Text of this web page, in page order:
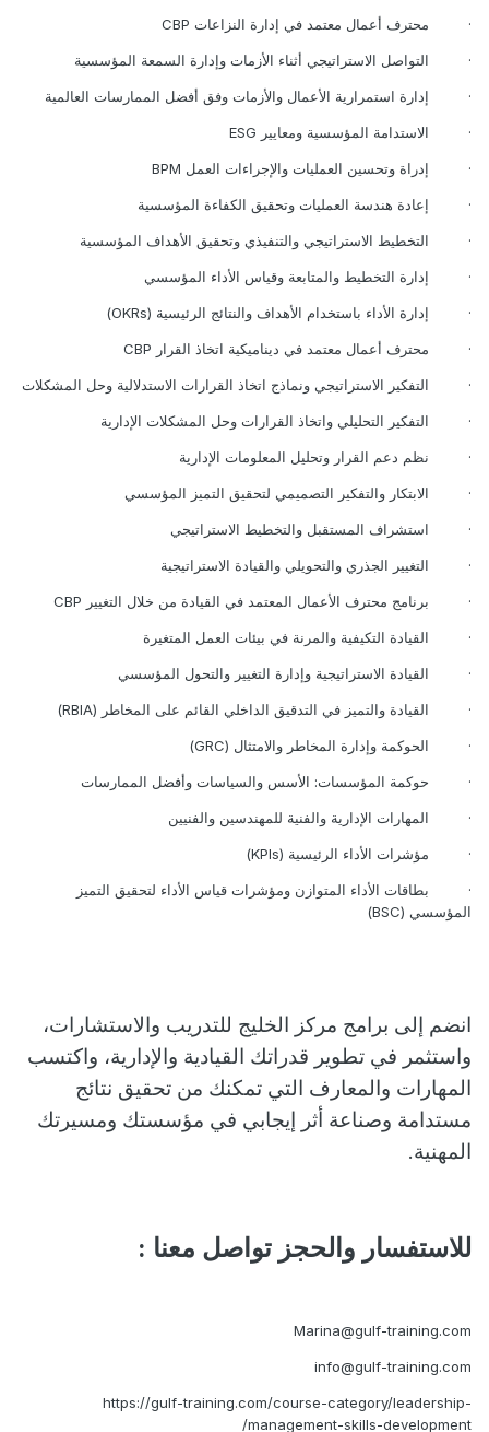
محترف أعمال معتمد في إدارة النزاعاتCBP
التواصل الاستراتيجي أثناء الأزمات وإدارة السمعة المؤسسية
إدارة استمرارية الأعمال والأزمات وفق أفضل الممارسات العالمية
الاستدامة المؤسسية ومعاييرESG
إدراة وتحسين العمليات والإجراءات العملBPM
إعادة هندسة العمليات وتحقيق الكفاءة المؤسسية
التخطيط الاستراتيجي والتنفيذي وتحقيق الأهداف المؤسسية
إدارة التخطيط والمتابعة وقياس الأداء المؤسسي
إدارة الأداء باستخدام الأهداف والنتائج الرئيسية(OKRs)
محترف أعمال معتمد في ديناميكية اتخاذ القرارCBP
التفكير الاستراتيجي ونماذج اتخاذ القرارات الاستدلالية وحل المشكلات
التفكير التحليلي واتخاذ القرارات وحل المشكلات الإدارية
نظم دعم القرار وتحليل المعلومات الإدارية
الابتكار والتفكير التصميمي لتحقيق التميز المؤسسي
استشراف المستقبل والتخطيط الاستراتيجي
التغيير الجذري والتحويلي والقيادة الاستراتيجية
برنامج محترف الأعمال المعتمد في القيادة من خلال التغييرCBP
القيادة التكيفية والمرنة في بيئات العمل المتغيرة
القيادة الاستراتيجية وإدارة التغيير والتحول المؤسسي
القيادة والتميز في التدقيق الداخلي القائم على المخاطر(RBIA)
الحوكمة وإدارة المخاطر والامتثال(GRC)
حوكمة المؤسسات: الأسس والسياسات وأفضل الممارسات
المهارات الإدارية والفنية للمهندسين والفنيين
مؤشرات الأداء الرئيسية(KPIs)
بطاقات الأداء المتوازن ومؤشرات قياس الأداء لتحقيق التميز
المؤسسي(BSC)
انضم إلى برامج مركز الخليج للتدريب والاستشارات،
واستثمر في تطوير قدراتك القيادية والإدارية، واكتسب
المهارات والمعارف التي تمكنك من تحقيق نتائج
مستدامة وصناعة أثر إيجابي في مؤسستك ومسيرتك
المهنية.
للاستفسار والحجز تواصل معنا :
Marina@gulf-training.com
info@gulf-training.com
https://gulf-training.com/course-category/leadership-
management-skills-development/